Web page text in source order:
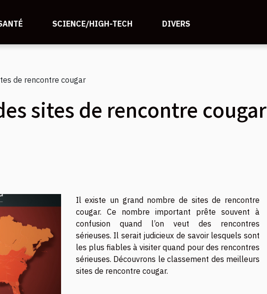
SCIENCE/HIGH-TECH DIVERS
de rencontre cougar
sites de rencontre cougar
Il existe un grand nombre de sites de rencontre
cougar. Ce nombre important prête souvent à
confusion quand l’on veut des rencontres
sérieuses. Il serait judicieux de savoir lesquels sont
les plus fiables à visiter quand pour des rencontres
sérieuses. Découvrons le classement des meilleurs
sites de rencontre cougar.